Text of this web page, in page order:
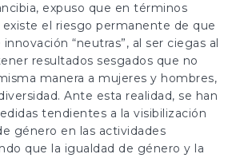
expuso que en términos
el riesgo permanente de que
“neutras”, al ser ciegas al
resultados sesgados que no
manera a mujeres y hombres,
Ante esta realidad, se han
tendientes a la visibilización
género en las actividades
que la igualdad de género y la